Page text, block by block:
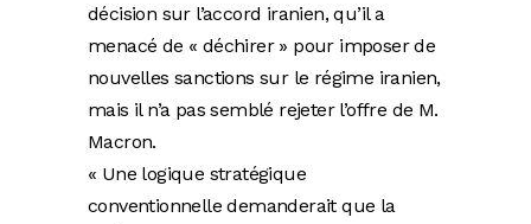
décision sur l’accord iranien, qu’il a
menacé de « déchirer » pour imposer de
nouvelles sanctions sur le régime iranien,
mais il n’a pas semblé rejeter l’offre de M.
Macron.
« Une logique stratégique
conventionnelle demanderait que la